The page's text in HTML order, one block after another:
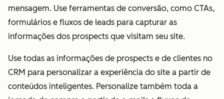
mensagem. Use ferramentas de conversão, como CTAs,
formulários e fluxos de leads para capturar as
informações dos prospects que visitam seu site.
Use todas as informações de prospects e de clientes no
CRM para personalizar a experiência do site a partir de
conteúdos inteligentes. Personalize também toda a